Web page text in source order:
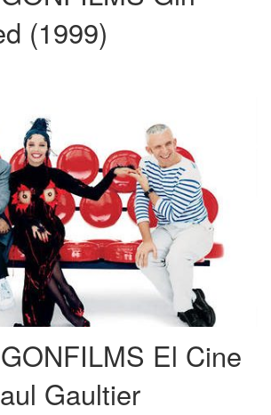
(1999)
Gaultier, no solo ha plasmado su creatividad en el
También ha estado […]
El Cine
Gaultier